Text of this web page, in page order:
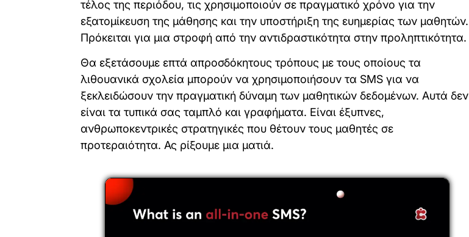
τέλος της περιόδου, τις χρησιμοποιούν σε πραγματικό χρόνο για την
εξατομίκευση της μάθησης και την υποστήριξη της ευημερίας των μαθητών.
Πρόκειται για μια στροφή από την αντιδραστικότητα στην προληπτικότητα.
Θα εξετάσουμε επτά απροσδόκητους τρόπους με τους οποίους τα
λιθουανικά σχολεία μπορούν να χρησιμοποιήσουν τα SMS για να
ξεκλειδώσουν την πραγματική δύναμη των μαθητικών δεδομένων. Αυτά δεν
είναι τα τυπικά σας ταμπλό και γραφήματα. Είναι έξυπνες,
ανθρωποκεντρικές στρατηγικές που θέτουν τους μαθητές σε
προτεραιότητα. Ας ρίξουμε μια ματιά.